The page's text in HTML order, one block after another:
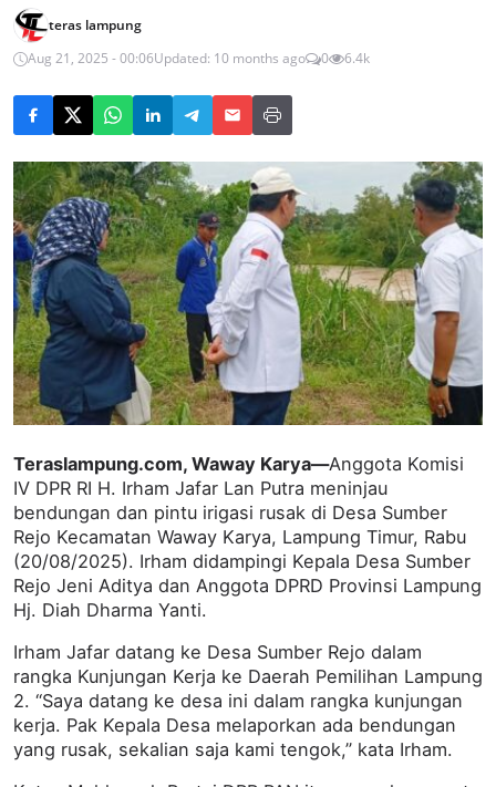
teras lampung
Aug 21, 2025 - 00:06Updated: 10 months ago 0 6.4k
Teraslampung.com, Waway Karya—Anggota Komisi
IV DPR RI H. Irham Jafar Lan Putra meninjau
bendungan dan pintu irigasi rusak di Desa Sumber
Rejo Kecamatan Waway Karya, Lampung Timur, Rabu
(20/08/2025). Irham didampingi Kepala Desa Sumber
Rejo Jeni Aditya dan Anggota DPRD Provinsi Lampung
Hj. Diah Dharma Yanti.
Irham Jafar datang ke Desa Sumber Rejo dalam
rangka Kunjungan Kerja ke Daerah Pemilihan Lampung
2. “Saya datang ke desa ini dalam rangka kunjungan
kerja. Pak Kepala Desa melaporkan ada bendungan
yang rusak, sekalian saja kami tengok,” kata Irham.